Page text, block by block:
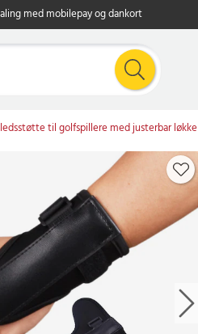
med mobilepay og dankort
til golfspillere med justerbar løkke